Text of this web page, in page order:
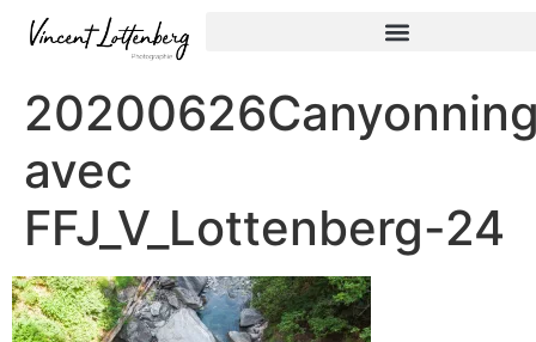
avec
FFJ_V_Lottenberg-24